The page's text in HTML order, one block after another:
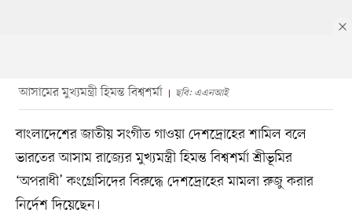
আসামের মুখ্যমন্ত্রী হিমন্ত বিশ্বশর্মা ছবি: এএনআই
বাংলাদেশের জাতীয় সংগীত গাওয়া দেশদ্রোহের শামিল বলে
ভারতের আসাম রাজ্যের মুখ্যমন্ত্রী হিমন্ত বিশ্বশর্মা শ্রীভূমির
‘অপরাধী’ কংগ্রেসিদের বিরুদ্ধে দেশদ্রোহের মামলা রুজু করার
নির্দেশ দিয়েছেন।